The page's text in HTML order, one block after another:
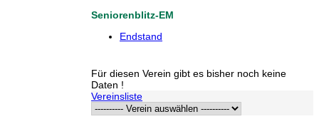
Seniorenblitz-EM
Endstand
Für diesen Verein gibt es bisher noch keine
Daten !
Vereinsliste